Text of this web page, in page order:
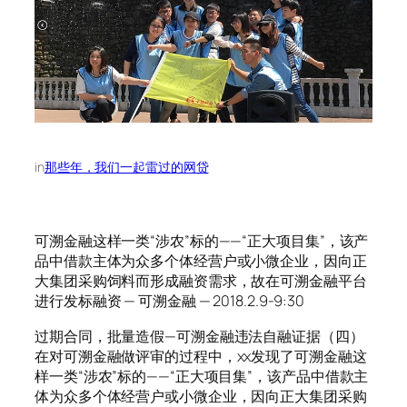
in那些年，我们一起雷过的网贷
可溯金融这样一类“涉农”标的——“正大项目集”，该产
品中借款主体为众多个体经营户或小微企业，因向正
大集团采购饲料而形成融资需求，故在可溯金融平台
进行发标融资 — 可溯金融 — 2018.2.9-9:30
过期合同，批量造假—可溯金融违法自融证据（四）
在对可溯金融做评审的过程中，xx发现了可溯金融这
样一类“涉农”标的——“正大项目集”，该产品中借款主
体为众多个体经营户或小微企业，因向正大集团采购